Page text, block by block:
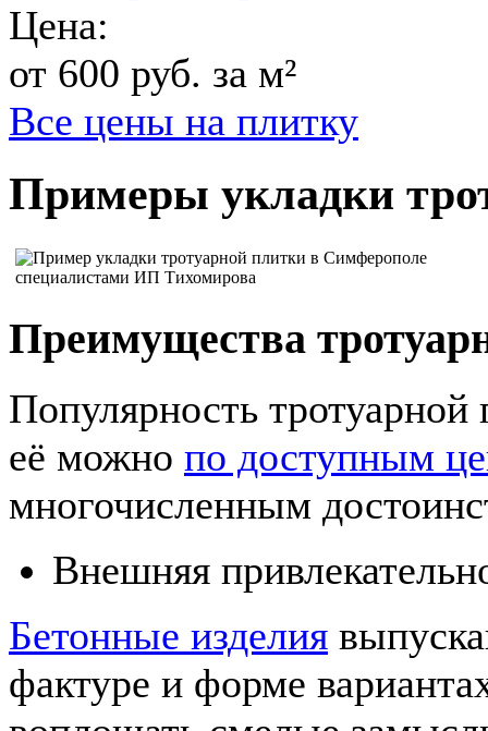
Цена:
от 600 руб. за м²
Все цены на плитку
Примеры укладки
Преимущества
Популярность
её можно по доступным
многочисленным
Внешняя
Бетонные изделия
фактуре и форме